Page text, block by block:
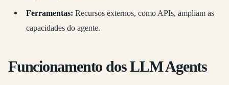
Ferramentas: Recursos externos, como APIs, ampliam as
capacidades do agente.
Funcionamento dos LLM Agents